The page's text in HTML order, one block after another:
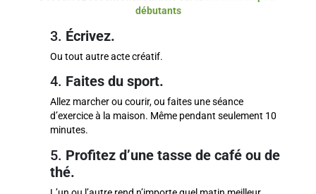
débutants
3. Écrivez.
Ou tout autre acte créatif.
4. Faites du sport.
Allez marcher ou courir, ou faites une séance
d’exercice à la maison. Même pendant seulement 10
minutes.
5. Profitez d’une tasse de café ou de
thé.